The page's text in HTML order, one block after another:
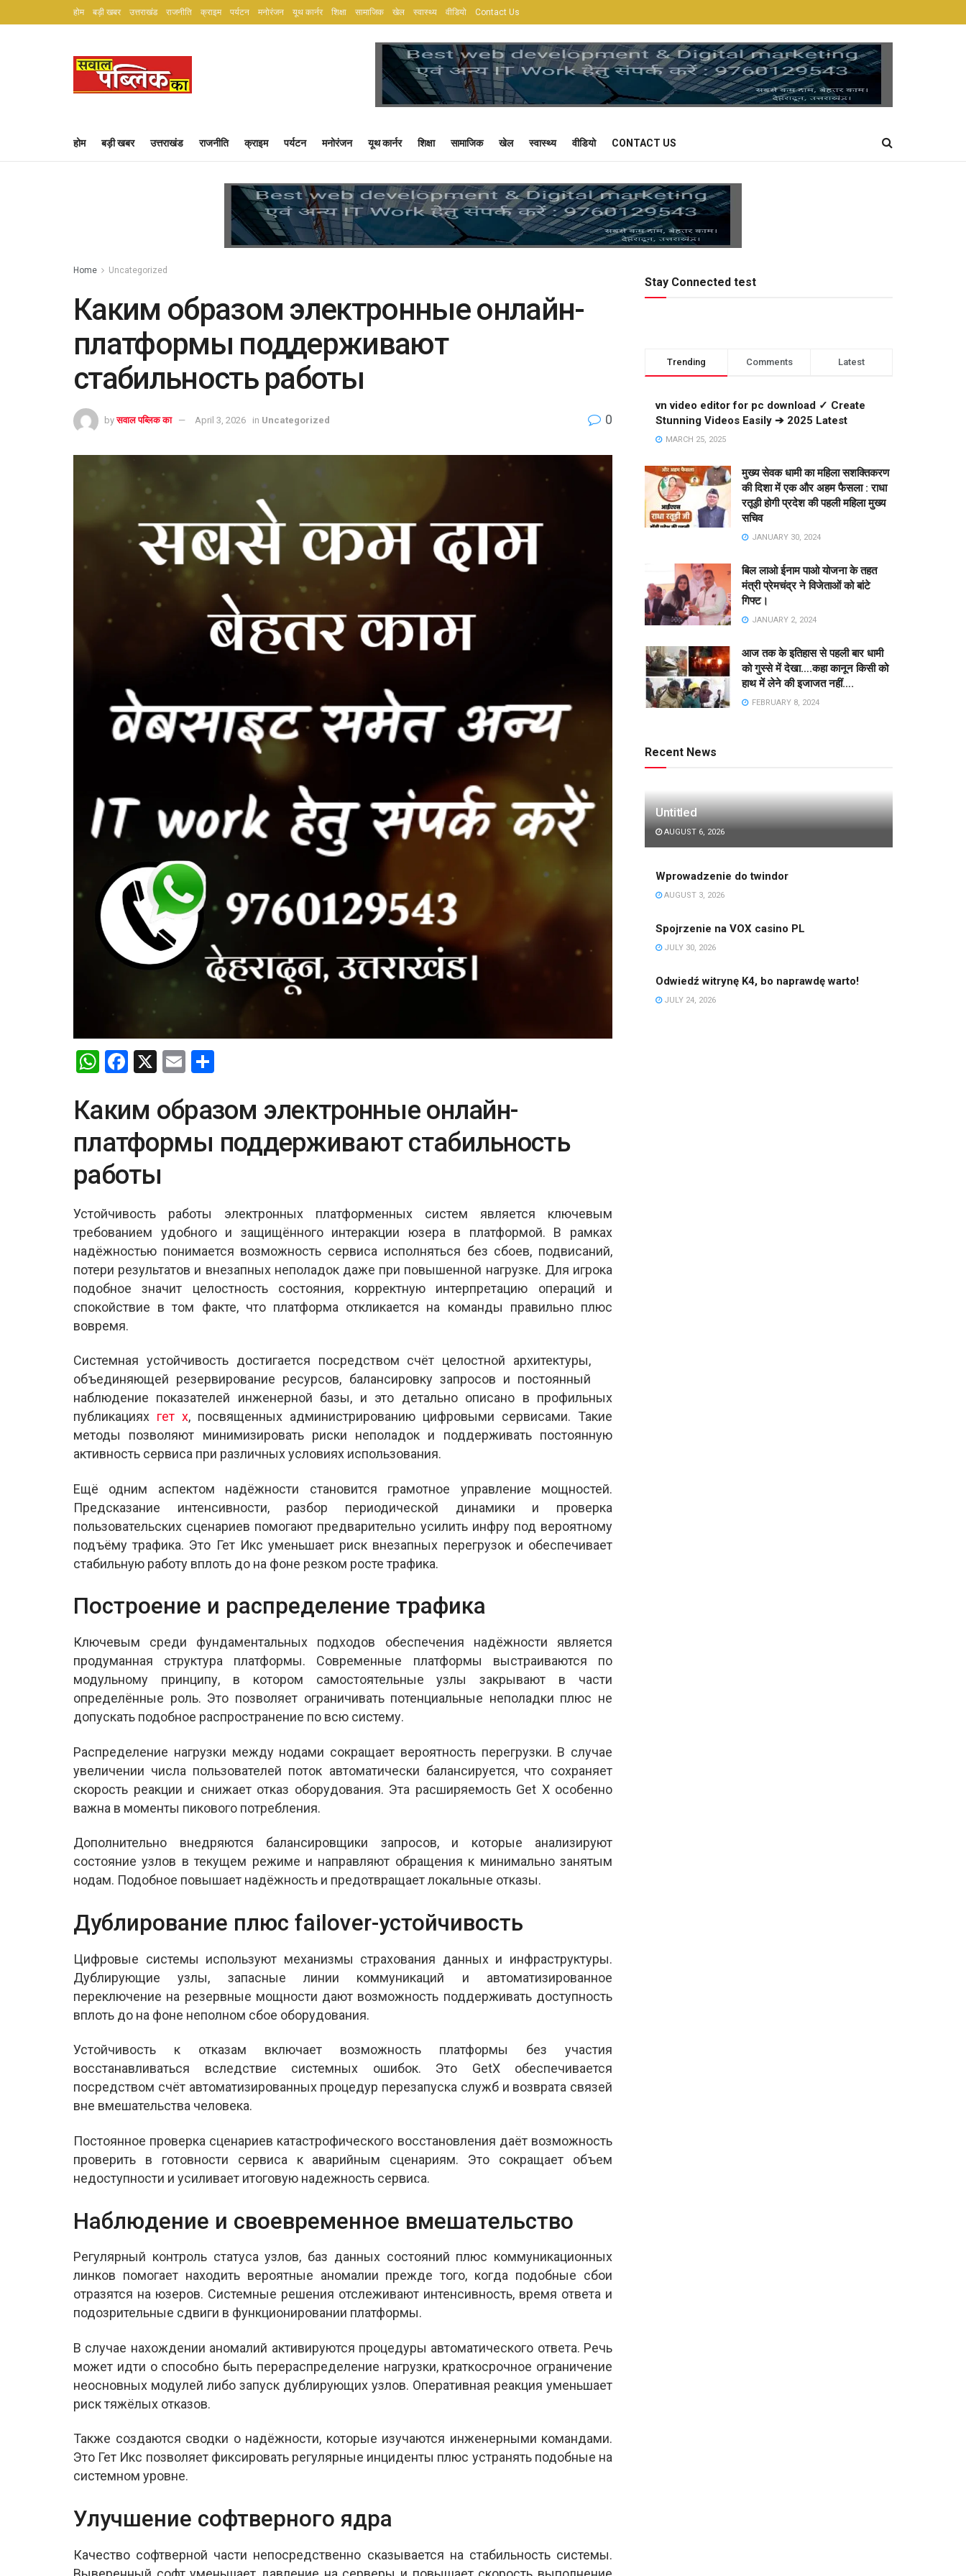
होम बड़ी खबर उत्तराखंड राजनीति क्राइम पर्यटन मनोरंजन यूथ कार्नर शिक्षा सामाजिक खेल स्वास्थ्य वीडियो Contact Us
होम बड़ी खबर उत्तराखंड राजनीति क्राइम पर्यटन मनोरंजन यूथ कार्नर शिक्षा सामाजिक खेल स्वास्थ्य वीडियो CONTACT US
Home Uncategorized
Каким образом электронные онлайн-
платформы поддерживают
стабильность работы
by सवाल पब्लिक का April 3, 2026 in Uncategorized 0
W
at
s
A
p
F
ce
b
o
o
X
E
ail ar
e
Каким образом электронные онлайн-
платформы поддерживают стабильность
работы
Устойчивость работы электронных платформенных систем является ключевым
требованием удобного и защищённого интеракции юзера в платформой. В рамках
надёжностью понимается возможность сервиса исполняться без сбоев, подвисаний,
потери результатов и внезапных неполадок даже при повышенной нагрузке. Для игрока
подобное значит целостность состояния, корректную интерпретацию операций и
спокойствие в том факте, что платформа откликается на команды правильно плюс
вовремя.
Системная устойчивость достигается посредством счёт целостной архитектуры,
объединяющей резервирование ресурсов, балансировку запросов и постоянный
наблюдение показателей инженерной базы, и это детально описано в профильных
публикациях гет х, посвященных администрированию цифровыми сервисами. Такие
методы позволяют минимизировать риски неполадок и поддерживать постоянную
активность сервиса при различных условиях использования.
Ещё одним аспектом надёжности становится грамотное управление мощностей.
Предсказание интенсивности, разбор периодической динамики и проверка
пользовательских сценариев помогают предварительно усилить инфру под вероятному
подъёму трафика. Это Гет Икс уменьшает риск внезапных перегрузок и обеспечивает
стабильную работу вплоть до на фоне резком росте трафика.
Построение и распределение трафика
Ключевым среди фундаментальных подходов обеспечения надёжности является
продуманная структура платформы. Современные платформы выстраиваются по
модульному принципу, в котором самостоятельные узлы закрывают в части
определённые роль. Это позволяет ограничивать потенциальные неполадки плюс не
допускать подобное распространение по всю систему.
Распределение нагрузки между нодами сокращает вероятность перегрузки. В случае
увеличении числа пользователей поток автоматически балансируется, что сохраняет
скорость реакции и снижает отказ оборудования. Эта расширяемость Get X особенно
важна в моменты пикового потребления.
Дополнительно внедряются балансировщики запросов, и которые анализируют
состояние узлов в текущем режиме и направляют обращения к минимально занятым
нодам. Подобное повышает надёжность и предотвращает локальные отказы.
Дублирование плюс failover-устойчивость
Цифровые системы используют механизмы страхования данных и инфраструктуры.
Дублирующие узлы, запасные линии коммуникаций и автоматизированное
переключение на резервные мощности дают возможность поддерживать доступность
вплоть до на фоне неполном сбое оборудования.
Устойчивость к отказам включает возможность платформы без участия
восстанавливаться вследствие системных ошибок. Это GetX обеспечивается
посредством счёт автоматизированных процедур перезапуска служб и возврата связей
вне вмешательства человека.
Постоянное проверка сценариев катастрофического восстановления даёт возможность
проверить в готовности сервиса к аварийным сценариям. Это сокращает объем
недоступности и усиливает итоговую надежность сервиса.
Наблюдение и своевременное вмешательство
Регулярный контроль статуса узлов, баз данных состояний плюс коммуникационных
линков помогает находить вероятные аномалии прежде того, когда подобные сбои
отразятся на юзеров. Системные решения отслеживают интенсивность, время ответа и
подозрительные сдвиги в функционировании платформы.
В случае нахождении аномалий активируются процедуры автоматического ответа. Речь
может идти о способно быть перераспределение нагрузки, краткосрочное ограничение
неосновных модулей либо запуск дублирующих узлов. Оперативная реакция уменьшает
риск тяжёлых отказов.
Также создаются сводки о надёжности, которые изучаются инженерными командами.
Это Гет Икс позволяет фиксировать регулярные инциденты плюс устранять подобные на
системном уровне.
Улучшение софтверного ядра
Качество софтверной части непосредственно сказывается на стабильность системы.
Stay Connected test
Trending Comments Latest
vn video editor for pc download ✓ Create
Stunning Videos Easily ➔ 2025 Latest
MARCH 25, 2025
मुख्य सेवक धामी का महिला सशक्तिकरण
की दिशा में एक और अहम फैसला : राधा
रतूड़ी होगी प्रदेश की पहली महिला मुख्य
सचिव
JANUARY 30, 2024
बिल लाओ ईनाम पाओ योजना के तहत
मंत्री प्रेमचंद्र ने विजेताओं को बांटे
गिफ्ट।
JANUARY 2, 2024
आज तक के इतिहास से पहली बार धामी
को गुस्से में देखा….कहा कानून किसी को
हाथ में लेने की इजाजत नहीं….
FEBRUARY 8, 2024
Recent News
Untitled
AUGUST 6, 2026
Wprowadzenie do twindor
AUGUST 3, 2026
Spojrzenie na VOX casino PL
JULY 30, 2026
Odwiedź witrynę K4, bo naprawdę warto!
JULY 24, 2026